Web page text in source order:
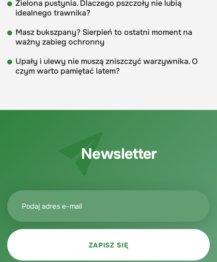
Zielona pustynia. Dlaczego pszczoły nie lubią
idealnego trawnika?
Masz bukszpany? Sierpień to ostatni moment na
ważny zabieg ochronny
Upały i ulewy nie muszą zniszczyć warzywnika. O
czym warto pamiętać latem?
Newsletter